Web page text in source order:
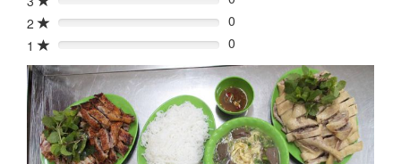
0%
2
0%
0
1
0% 0